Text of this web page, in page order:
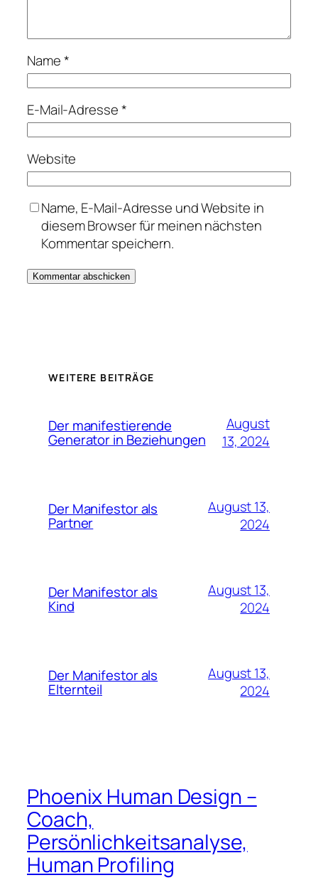
Name*
E-Mail-Adresse*
Website
Name, E-Mail-Adresse und Website in
diesem Browser für meinen nächsten
Kommentar speichern.
WEITERE BEITRÄGE
Der manifestierende
Generator in Beziehungen
August
13, 2024
Der Manifestor als
Partner
August 13,
2024
Der Manifestor als
Kind
August 13,
2024
Der Manifestor als
Elternteil
August 13,
2024
Phoenix Human Design –
Coach,
Persönlichkeitsanalyse,
Human Profiling